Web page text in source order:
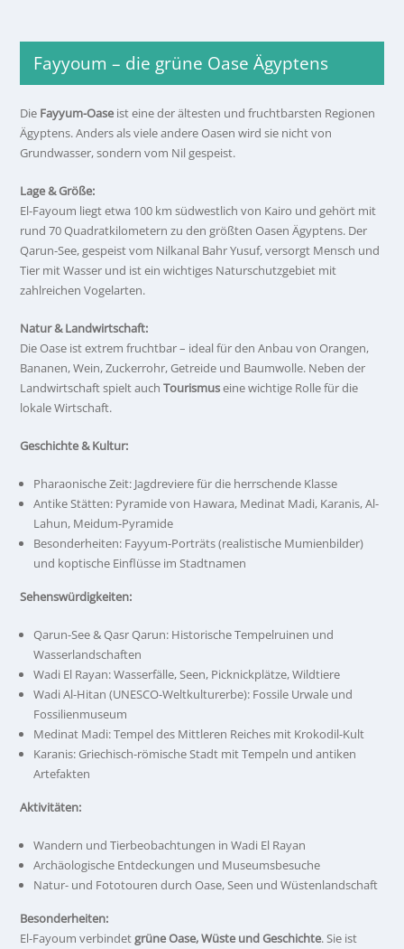
Fayyoum – die grüne Oase Ägyptens
Die Fayyum-Oase ist eine der ältesten und fruchtbarsten Regionen
Ägyptens. Anders als viele andere Oasen wird sie nicht von
Grundwasser, sondern vom Nil gespeist.
Lage & Größe:
El-Fayoum liegt etwa 100 km südwestlich von Kairo und gehört mit
rund 70 Quadratkilometern zu den größten Oasen Ägyptens. Der
Qarun-See, gespeist vom Nilkanal Bahr Yusuf, versorgt Mensch und
Tier mit Wasser und ist ein wichtiges Naturschutzgebiet mit
zahlreichen Vogelarten.
Natur & Landwirtschaft:
Die Oase ist extrem fruchtbar – ideal für den Anbau von Orangen,
Bananen, Wein, Zuckerrohr, Getreide und Baumwolle. Neben der
Landwirtschaft spielt auch Tourismuseine wichtige Rolle für die
lokale Wirtschaft.
Geschichte & Kultur:
Pharaonische Zeit: Jagdreviere für die herrschende Klasse
Antike Stätten: Pyramide von Hawara, Medinat Madi, Karanis, Al-
Lahun, Meidum-Pyramide
Besonderheiten: Fayyum-Porträts (realistische Mumienbilder)
und koptische Einflüsse im Stadtnamen
Sehenswürdigkeiten:
Qarun-See & Qasr Qarun: Historische Tempelruinen und
Wasserlandschaften
Wadi El Rayan: Wasserfälle, Seen, Picknickplätze, Wildtiere
Wadi Al-Hitan (UNESCO-Weltkulturerbe): Fossile Urwale und
Fossilienmuseum
Medinat Madi: Tempel des Mittleren Reiches mit Krokodil-Kult
Karanis: Griechisch-römische Stadt mit Tempeln und antiken
Artefakten
Aktivitäten:
Wandern und Tierbeobachtungen in Wadi El Rayan
Archäologische Entdeckungen und Museumsbesuche
Natur- und Fototouren durch Oase, Seen und Wüstenlandschaft
Besonderheiten:
El-Fayoum verbindetgrüne Oase, Wüste und Geschichte. Sie ist